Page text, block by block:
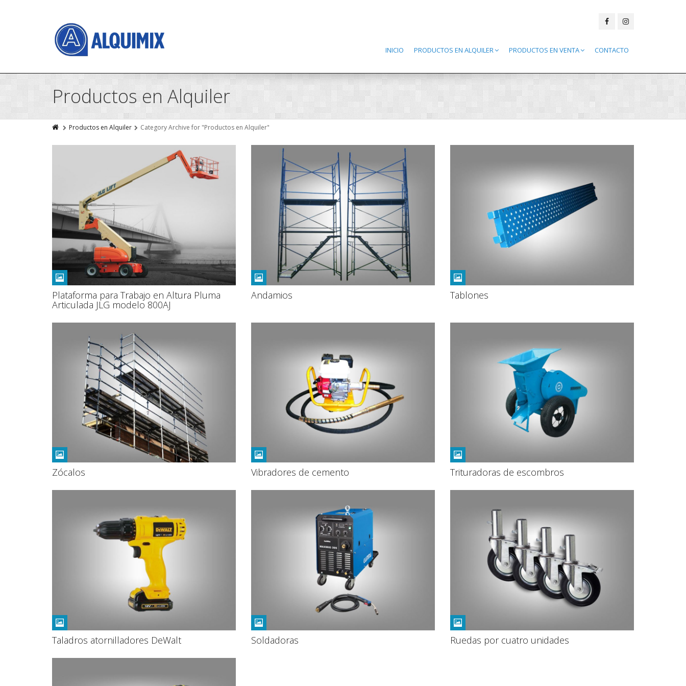
INICIO PRODUCTOS EN ALQUILER PRODUCTOS EN VENTA CONTACTO
Productos en Alquiler
Productos en Alquiler Category Archive for "Productos en Alquiler"
Plataforma para Trabajo en Altura Pluma
Articulada JLG modelo 800AJ
Andamios Tablones
Zócalos Vibradores de cemento Trituradoras de escombros
Taladros atornilladores DeWalt Soldadoras Ruedas por cuatro unidades